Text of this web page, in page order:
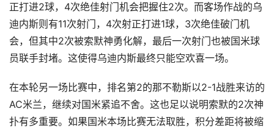
正打进2球，4次绝佳射门机会把握住2次。而客场作战的乌
迪内斯则有11次射门，4次射正打进1球，3次绝佳破门机
会，但其中2次被索默神勇化解，最后一次射门也被国米球
员联手封堵。这使得乌迪内斯最终只能空欢喜一场。
在本轮另一场比赛中，排名第2的那不勒斯以2-1战胜来访的
AC米兰，继续对国米紧追不舍。这也足以说明索默的2次神
扑有多重要。如果国米本场比赛无法取胜，积分差距将被缩